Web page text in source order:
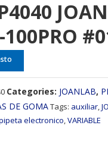
100PRO
Categories: JOANLAB,
DE GOMATags: auxiliar,
electronico,VARIABLE